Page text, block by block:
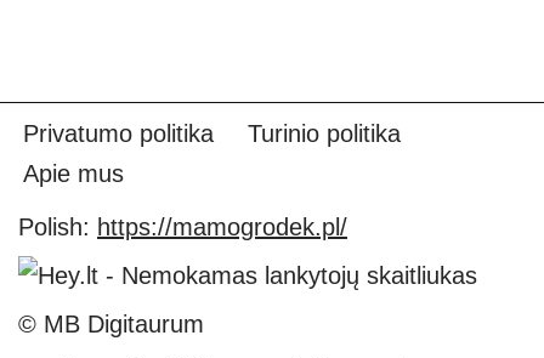
Privatumo politika
Turinio politika
Apie mus
Polish: https://mamogrodek.pl/
© MB Digitaurum